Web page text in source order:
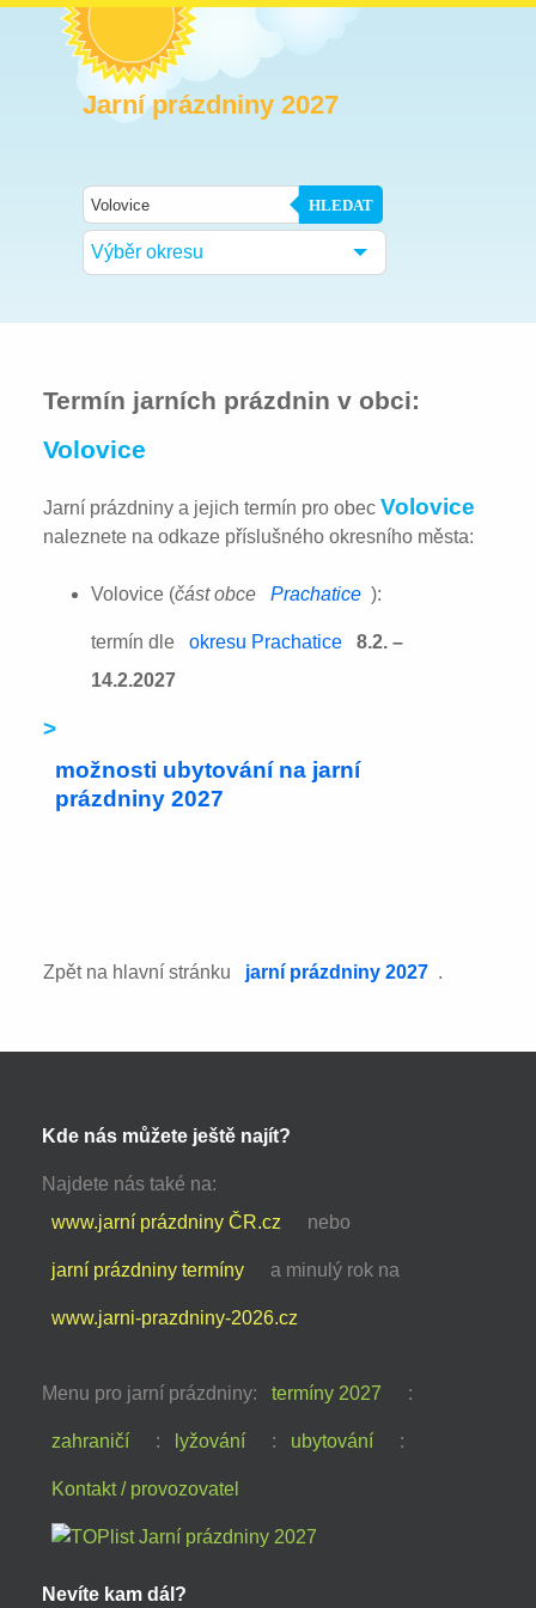
Jarní prázdniny 2027
HLEDAT
Výběr okresu
Termín jarních prázdnin v obci:
Volovice
Jarní prázdniny a jejich termín pro obecVolovice
naleznete na odkaze příslušného okresního města:
Volovice (část obce Prachatice ):
termín dle okresu Prachatice
8.2. –
14.2.2027
>
možnosti ubytování na jarní
prázdniny 2027
Zpět na hlavní stránku jarní prázdniny 2027 .
Kde nás můžete ještě najít?
Najdete nás také na:
www.jarní prázdniny ČR.cz
nebo
jarní prázdniny termíny a minulý rok na
www.jarni-prazdniny-2026.cz
Menu pro jarní prázdniny: termíny 2027 :
zahraničí : lyžování : ubytování :
Kontakt / provozovatel
Nevíte kam dál?